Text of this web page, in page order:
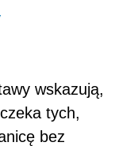
wskazują,
czeka tych,
bez